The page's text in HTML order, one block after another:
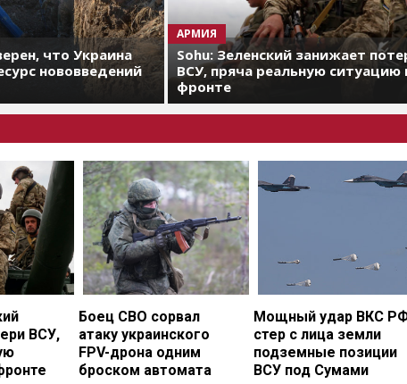
что Украина
нововведений
АРМИЯ
Sohu: Зеленский занижает
ВСУ, пряча реальную ситуацию
фронте
ВСУ,
Боец СВО сорвал
атаку украинского
FPV-дрона одним
броском автомата
Мощный удар ВКС
стер с лица земли
подземные позиции
ВСУ под Сумами